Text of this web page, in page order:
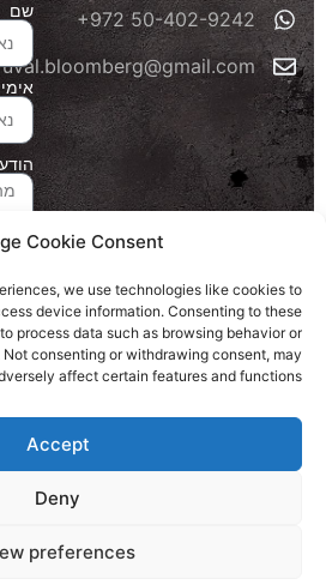
Cookie Consent
we use technologies like cookies to
device information. Consenting to these
process data such as browsing behavior or
Not consenting or withdrawing consent, may
affect certain features and functions.
Accept
Deny
preferences
שם
האתר עוצב ונבנה ע"י